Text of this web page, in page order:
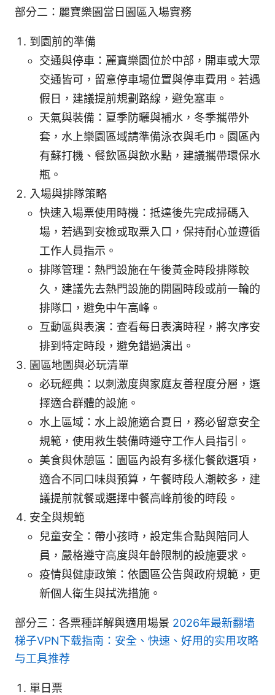
部分二：麗寶樂園當日園區入場實務
到園前的準備
交通與停車：麗寶樂園位於中部，開車或大眾
交通皆可，留意停車場位置與停車費用。若遇
假日，建議提前規劃路線，避免塞車。
天氣與裝備：夏季防曬與補水，冬季攜帶外
套，水上樂園區域請準備泳衣與毛巾。園區內
有蘇打機、餐飲區與飲水點，建議攜帶環保水
瓶。
入場與排隊策略
快速入場票使用時機：抵達後先完成掃碼入
場，若遇到安檢或取票入口，保持耐心並遵循
工作人員指示。
排隊管理：熱門設施在午後黃金時段排隊較
久，建議先去熱門設施的開園時段或前一輪的
排隊口，避免中午高峰。
互動區與表演：查看每日表演時程，將次序安
排到特定時段，避免錯過演出。
園區地圖與必玩清單
必玩經典：以刺激度與家庭友善程度分層，選
擇適合群體的設施。
水上區域：水上設施適合夏日，務必留意安全
規範，使用救生裝備時遵守工作人員指引。
美食與休憩區：園區內設有多樣化餐飲選項，
適合不同口味與預算，午餐時段人潮較多，建
議提前就餐或選擇中餐高峰前後的時段。
安全與規範
兒童安全：帶小孩時，設定集合點與陪同人
員，嚴格遵守高度與年齡限制的設施要求。
疫情與健康政策：依園區公告與政府規範，更
新個人衛生與拭洗措施。
部分三：各票種詳解與適用場景 2026年最新翻墙
梯子VPN下载指南：安全、快速、好用的实用攻略
与工具推荐
單日票